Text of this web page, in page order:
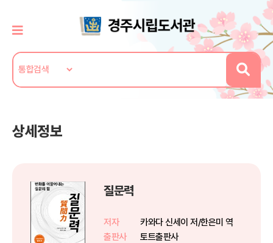
상세정보
질문력
저자
카와다 신세이 저/한은미 역
출판사
토트출판사